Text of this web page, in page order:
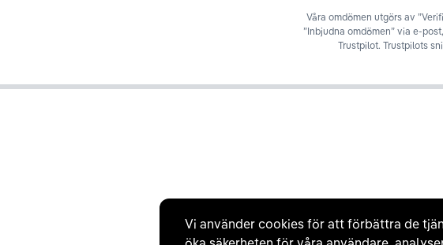
Vi använder cookies för att förbättra de
Våra omdömen utgörs av
”Inbjudna omdömen” via e-
Trustpilot. Trustpilots